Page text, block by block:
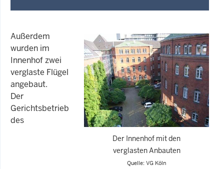
Der Innenhof mit den
verglasten Anbauten
Quelle: VG Köln
Außerdem
wurden im
Innenhof zwei
verglaste Flügel
angebaut.
Der
Gerichtsbetrieb
des